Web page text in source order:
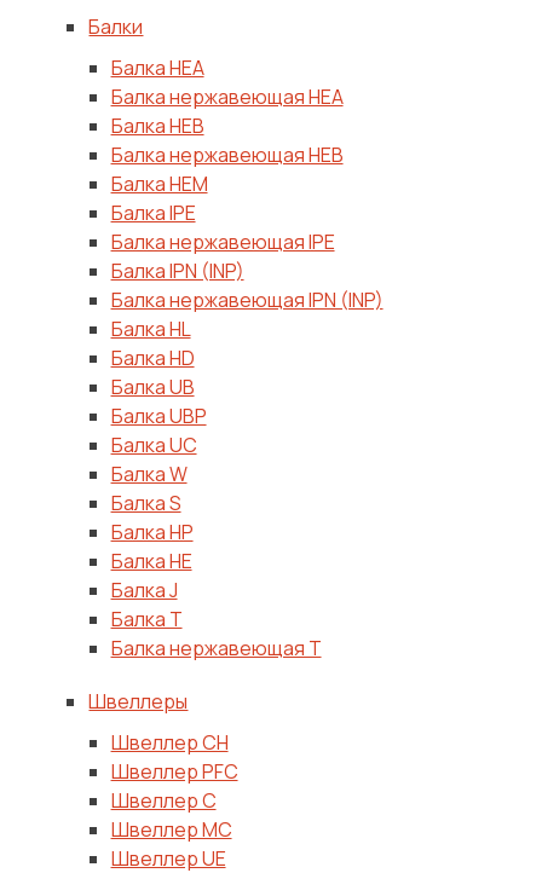
Балки
Балка HEA
Балка нержавеющая HEA
Балка HEB
Балка нержавеющая HEB
Балка HEM
Балка IPE
Балка нержавеющая IPE
Балка IPN (INP)
Балка нержавеющая IPN (INP)
Балка HL
Балка HD
Балка UB
Балка UBP
Балка UC
Балка W
Балка S
Балка HP
Балка HE
Балка J
Балка T
Балка нержавеющая T
Швеллеры
Швеллер CH
Швеллер PFC
Швеллер C
Швеллер MC
Швеллер UE